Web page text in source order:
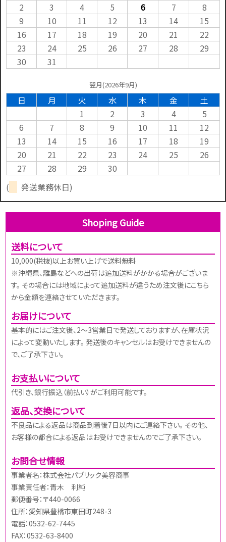
2
3 4 5 6 7
8
9
10 11 12 13 14
15
16
17 18 19 20 21
22
23
24 25 26 27 28
29
30
31
翌月(2026年9月)
日 月 火 水 木 金
土
1
2 3 4
5
6
7 8 9 10 11
12
13
14 15 16 17 18
19
20
21 22 23 24 25
26
27
28 29
30
(
発送業務休日)
Shoping Guide
送料について
10,000(税抜)以上お買い上げで送料無料
※沖縄県、離島などへの出荷は追加送料がかかる場合がございま
す。 その場合には地域によって追加送料が違うため注文後にこちら
から金額を連絡させていただきます。
お届けについて
基本的にはご注文後、2～3営業日で発送しておりますが、在庫状況
によって変動いたします。 発送後のキャンセルはお受けできませんの
で、ご了承下さい。
お支払いについて
代引き、銀行振込（前払い）がご利用可能です。
返品、交換について
不良品による返品は商品到着後7日以内にご連絡下さい。 その他、
お客様の都合による返品はお受けできませんのでご了承下さい。
お問合せ情報
事業者名：株式会社パブリック美容商事
事業責任者：青木 利純
郵便番号：〒440-0066
住所：愛知県豊橋市東田町248-3
電話：0532-62-7445
FAX：0532-63-8400